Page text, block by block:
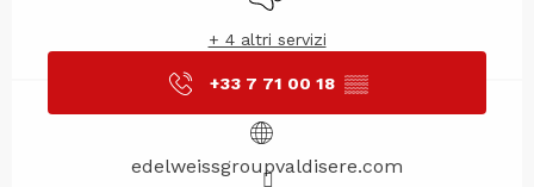
+ 4 altri servizi
+33 7 71 00 18 ▒▒
edelweissgroupvaldisere.com